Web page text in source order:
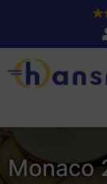
Monaco